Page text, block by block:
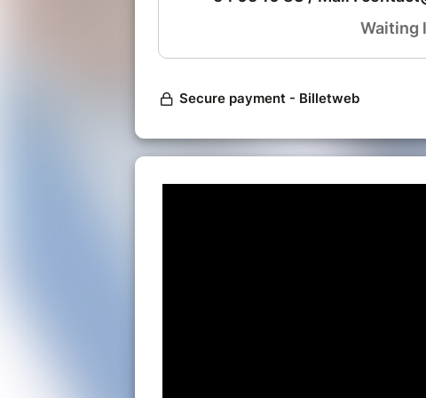
Salade du jardin et fromages
Fondant au chocolat et son
02 54 40 20 09